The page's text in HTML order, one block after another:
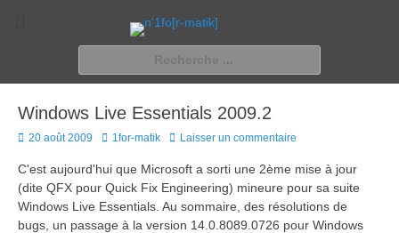
n'1fo[r-matik]
Pour les nymphos d'infos en info…
Windows Live Essentials 2009.2
Posted
20 août 2009 Author
1for-matik Laisser un commentaire
C'est aujourd'hui que Microsoft a sorti une 2ème mise à jour
(dite QFX pour Quick Fix Engineering) mineure pour sa suite
Windows Live Essentials. Au sommaire, des résolutions de
bugs, un passage à la version 14.0.8089.0726 pour Windows